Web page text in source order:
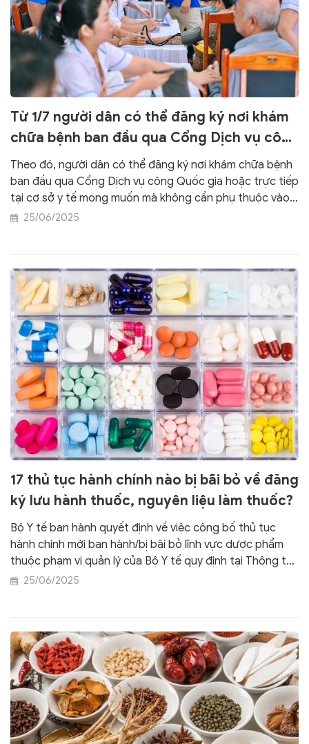
Từ 1/7 người dân có thể đăng ký nơi khám
chữa bệnh ban đầu qua Cổng Dịch vụ công
Quốc gia
Theo đó, người dân có thể đăng ký nơi khám chữa bệnh
ban đầu qua Cổng Dịch vụ công Quốc gia hoặc trực tiếp
tại cơ sở y tế mong muốn mà không cần phụ thuộc vào
nơi đăng ký hộ khẩu thường trú.
25/06/2025
17 thủ tục hành chính nào bị bãi bỏ về đăng
ký lưu hành thuốc, nguyên liệu làm thuốc?
Bộ Y tế ban hành quyết định về việc công bố thủ tục
hành chính mới ban hành/bị bãi bỏ lĩnh vực dược phẩm
thuộc phạm vi quản lý của Bộ Y tế quy định tại Thông tư
số 12/2025/TT-BYT về đăng ký lưu hành thuốc, nguyên
25/06/2025